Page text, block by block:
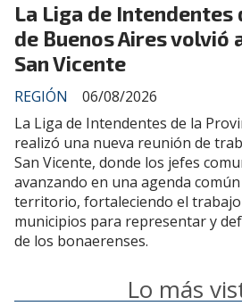
La Liga de Intendentes
de Buenos Aires volvió
San Vicente
REGIÓN
06/08/2026
La Liga de Intendentes de la
realizó una nueva reunión de
San Vicente, donde los jefes
avanzando en una agenda
territorio, fortaleciendo el
municipios para representar y
de los bonaerenses.
Lo más